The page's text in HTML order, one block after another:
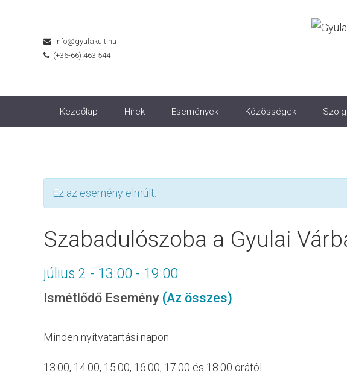
info@gyulakult.hu
(+36-66) 463 544
Kezdőlap Hírek Események Közösségek
Ez az esemény elmúlt.
Szabadulószoba a Gyulai
július 2 - 13:00 - 19:00
Ismétlődő Esemény (Az összes)
Minden nyitvatartási napon
13.00, 14.00, 15.00, 16.00, 17.00 és 18.00 órától